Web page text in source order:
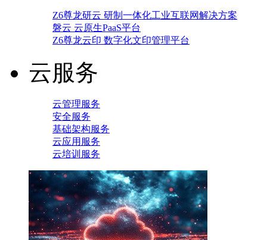
Z6尊龙研云 研制一体化工业互联网解决方案
磐云 云原生PaaS平台
Z6尊龙云印 数字化文印管理平台
云服务
云管理服务
安全服务
基础架构服务
云应用服务
云培训服务